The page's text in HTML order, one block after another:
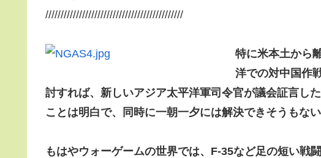
/////////////////////////////////////////////
特に米本土から
洋での対中国作
討すれば、新しいアジア太平洋軍司令官が議会証言し
ことは明白で、同時に一朝一夕には解決できそうもな
もはやウォーゲームの世界では、F-35など足の短い戦